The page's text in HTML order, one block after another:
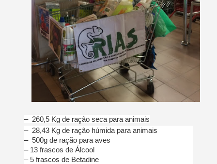
– 260,5 Kg de ração seca para animais
– 28,43 Kg de ração húmida para animais
– 500g de ração para aves
– 13 frascos de Álcool
– 5 frascos de Betadine